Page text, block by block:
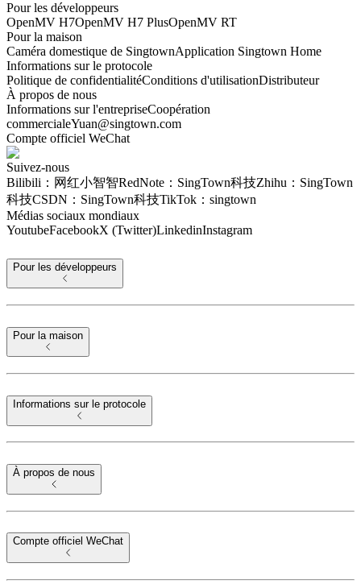
CHF16
Pour les développeurs
OpenMV H7OpenMV H7 PlusOpenMV RT
Pour la maison
Caméra domestique de SingtownApplication Singtown Home
Informations sur le protocole
Politique de confidentialitéConditions d'utilisationDistributeur
À propos de nous
Informations sur l'entrepriseCoopération
commercialeYuan@singtown.com
Compte officiel WeChat
Suivez-nous
Bilibili：网红小智智RedNote：SingTown科技Zhihu：SingTown
科技CSDN：SingTown科技TikTok：singtown
Médias sociaux mondiaux
YoutubeFacebookX (Twitter)LinkedinInstagram
Pour les développeurs
Pour la maison
Informations sur le protocole
À propos de nous
Compte officiel WeChat